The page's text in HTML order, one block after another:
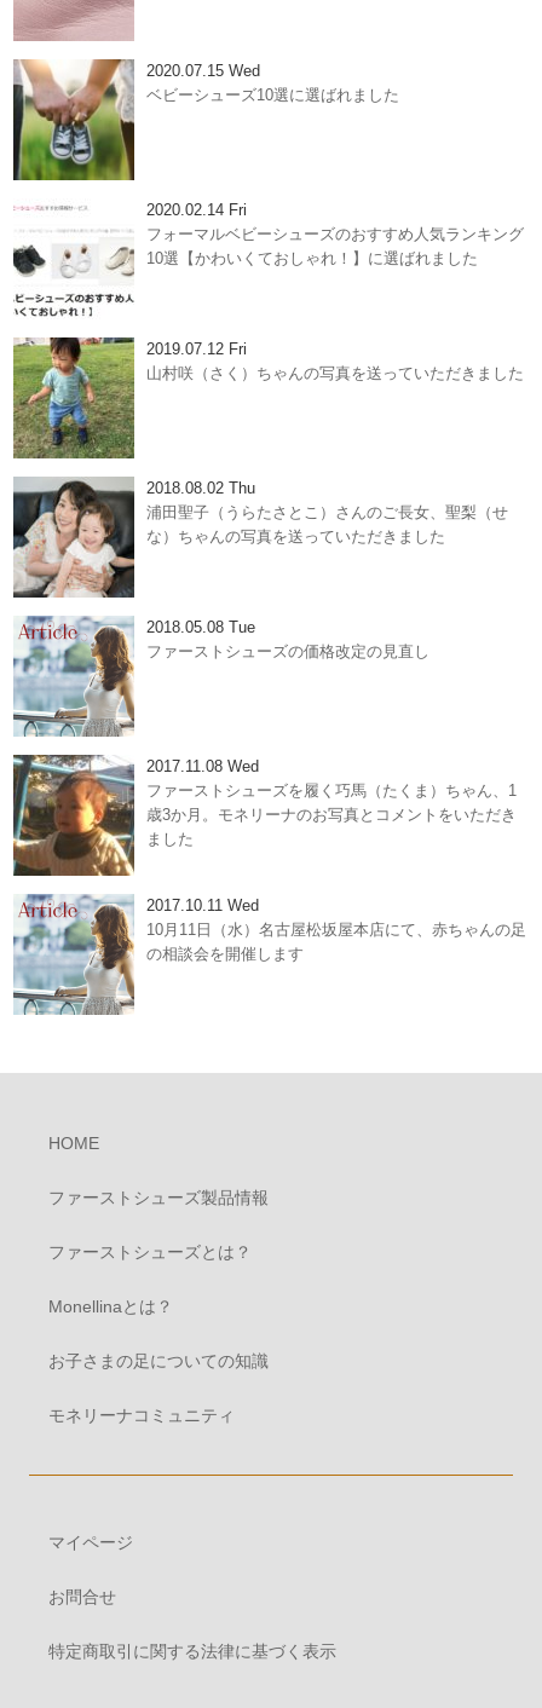
2020.07.15 Wed
ベビーシューズ10選に選ばれました
2020.02.14 Fri
フォーマルベビーシューズのおすすめ人気ランキング
10選【かわいくておしゃれ！】に選ばれました
2019.07.12 Fri
山村咲（さく）ちゃんの写真を送っていただきました
2018.08.02 Thu
浦田聖子（うらたさとこ）さんのご長女、聖梨（せ
な）ちゃんの写真を送っていただきました
2018.05.08 Tue
ファーストシューズの価格改定の見直し
2017.11.08 Wed
ファーストシューズを履く巧馬（たくま）ちゃん、1
歳3か月。モネリーナのお写真とコメントをいただき
ました
2017.10.11 Wed
10月11日（水）名古屋松坂屋本店にて、赤ちゃんの足
の相談会を開催します
HOME
ファーストシューズ製品情報
ファーストシューズとは？
Monellinaとは？
お子さまの足についての知識
モネリーナコミュニティ
マイページ
お問合せ
特定商取引に関する法律に基づく表示